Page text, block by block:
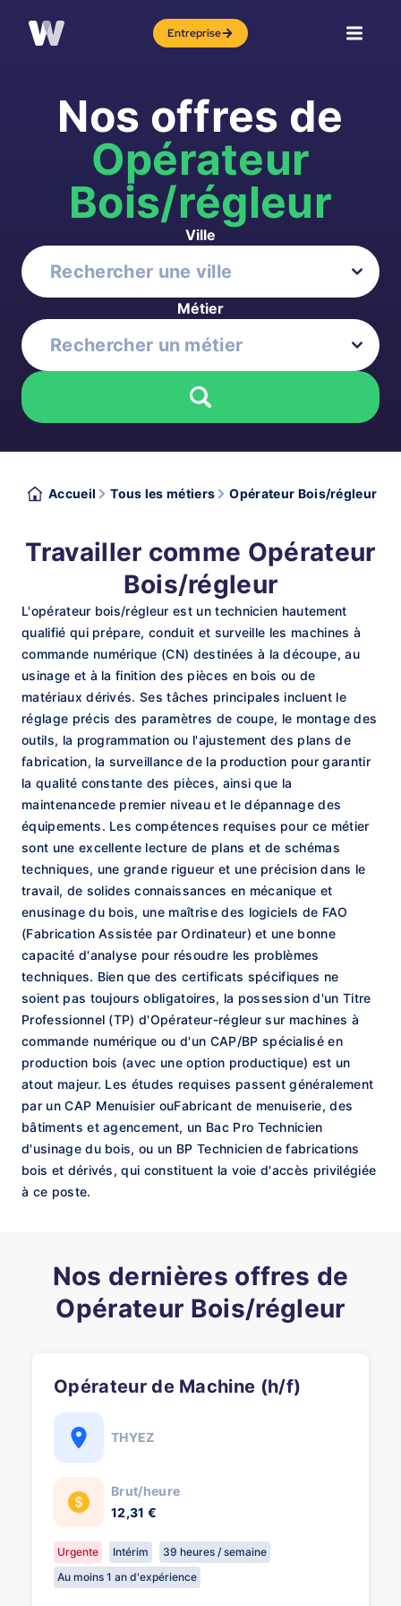
Entreprise
Nos offres de
Opérateur
Bois/régleur
Ville
Métier
Accueil Tous les métiers Opérateur Bois/régleur
Travailler comme Opérateur
Bois/régleur
L'opérateur bois/régleur est un technicien hautement
qualifié qui prépare, conduit et surveille les machines à
commande numérique (CN) destinées à la découpe, au
usinage et à la finition des pièces en bois ou de
matériaux dérivés. Ses tâches principales incluent le
réglage précis des paramètres de coupe, le montage des
outils, la programmation ou l'ajustement des plans de
fabrication, la surveillance de la production pour garantir
la qualité constante des pièces, ainsi que la
maintenancede premier niveau et le dépannage des
équipements. Les compétences requises pour ce métier
sont une excellente lecture de plans et de schémas
techniques, une grande rigueur et une précision dans le
travail, de solides connaissances en mécanique et
enusinage du bois, une maîtrise des logiciels de FAO
(Fabrication Assistée par Ordinateur) et une bonne
capacité d'analyse pour résoudre les problèmes
techniques. Bien que des certificats spécifiques ne
soient pas toujours obligatoires, la possession d'un Titre
Professionnel (TP) d'Opérateur-régleur sur machines à
commande numérique ou d'un CAP/BP spécialisé en
production bois (avec une option productique) est un
atout majeur. Les études requises passent généralement
par un CAP Menuisier ouFabricant de menuiserie, des
bâtiments et agencement, un Bac Pro Technicien
d'usinage du bois, ou un BP Technicien de fabrications
bois et dérivés, qui constituent la voie d'accès privilégiée
à ce poste.
Nos dernières offres de
Opérateur Bois/régleur
Opérateur de Machine (h/f)
THYEZ
Brut/heure
12,31 €
Urgente Intérim
39 heures / semaine
Au moins 1 an d'expérience